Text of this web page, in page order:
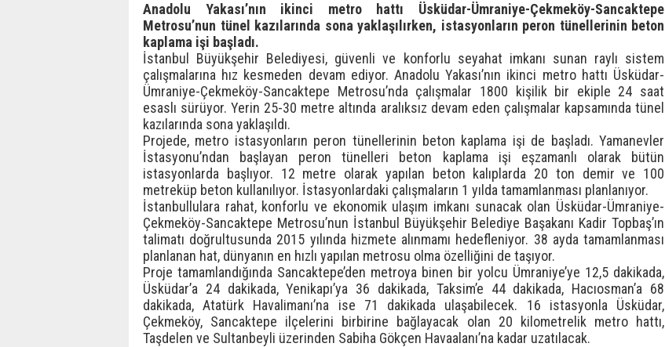
Anadolu Yakası’nın ikinci metro hattı Üsküdar-Ümraniye-Çekmeköy-Sancaktepe
Metrosu’nun tünel kazılarında sona yaklaşılırken, istasyonların peron tünellerinin beton
kaplama işi başladı.
İstanbul Büyükşehir Belediyesi, güvenli ve konforlu seyahat imkanı sunan raylı sistem
çalışmalarına hız kesmeden devam ediyor. Anadolu Yakası’nın ikinci metro hattı Üsküdar-
Ümraniye-Çekmeköy-Sancaktepe Metrosu’nda çalışmalar 1800 kişilik bir ekiple 24 saat
esaslı sürüyor. Yerin 25-30 metre altında aralıksız devam eden çalışmalar kapsamında tünel
kazılarında sona yaklaşıldı.
Projede, metro istasyonların peron tünellerinin beton kaplama işi de başladı. Yamanevler
İstasyonu’ndan başlayan peron tünelleri beton kaplama işi eşzamanlı olarak bütün
istasyonlarda başlıyor. 12 metre olarak yapılan beton kalıplarda 20 ton demir ve 100
metreküp beton kullanılıyor. İstasyonlardaki çalışmaların 1 yılda tamamlanması planlanıyor.
İstanbullulara rahat, konforlu ve ekonomik ulaşım imkanı sunacak olan Üsküdar-Ümraniye-
Çekmeköy-Sancaktepe Metrosu’nun İstanbul Büyükşehir Belediye Başakanı Kadir Topbaş’ın
talimatı doğrultusunda 2015 yılında hizmete alınmamı hedefleniyor. 38 ayda tamamlanması
planlanan hat, dünyanın en hızlı yapılan metrosu olma özelliğini de taşıyor.
Proje tamamlandığında Sancaktepe’den metroya binen bir yolcu Ümraniye’ye 12,5 dakikada,
Üsküdar’a 24 dakikada, Yenikapı’ya 36 dakikada, Taksim’e 44 dakikada, Hacıosman’a 68
dakikada, Atatürk Havalimanı’na ise 71 dakikada ulaşabilecek. 16 istasyonla Üsküdar,
Çekmeköy, Sancaktepe ilçelerini birbirine bağlayacak olan 20 kilometrelik metro hattı,
Taşdelen ve Sultanbeyli üzerinden Sabiha Gökçen Havaalanı’na kadar uzatılacak.